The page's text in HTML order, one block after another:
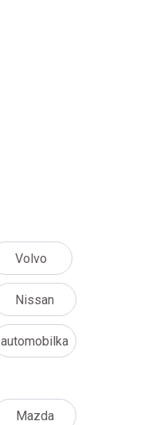
Volvo
Nissan
automobilka
Mazda